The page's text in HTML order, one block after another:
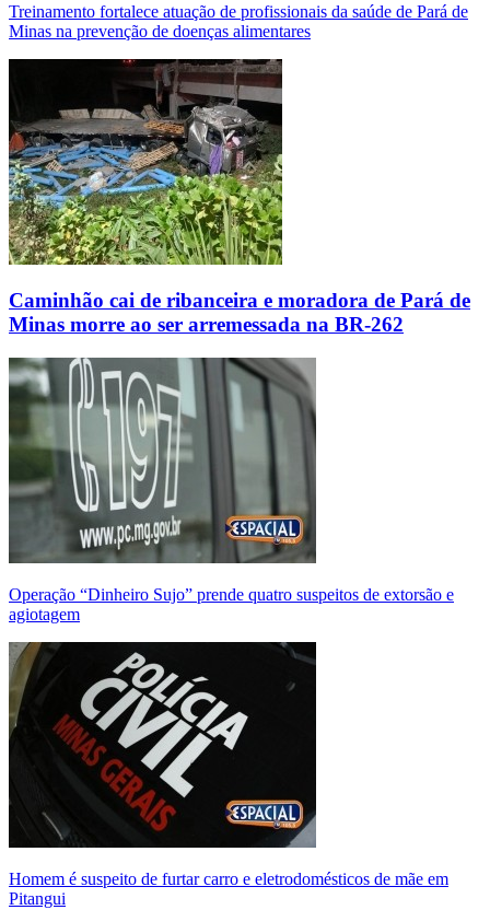
Treinamento fortalece atuação de profissionais da saúde de Pará de
Minas na prevenção de doenças alimentares
Caminhão cai de ribanceira e moradora de Pará de
Minas morre ao ser arremessada na BR-262
Operação “Dinheiro Sujo” prende quatro suspeitos de extorsão e
agiotagem
Homem é suspeito de furtar carro e eletrodomésticos de mãe em
Pitangui